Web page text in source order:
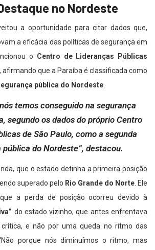
no Nordeste
a oportunidade para citar dados que,
a eficácia das políticas de segurança em
o Centro de Lideranças Públicas
, afirmando que a Paraíba é classificada como
pública do Nordeste
temos conseguido na segurança
segundo os dados do próprio Centro
de São Paulo, como a segunda
do Nordeste”, destacou.
que o estado detinha a primeira posição
superado pelo Rio Grande do Norte . Ele
a perda de posição ocorreu devido à
do estado vizinho, que antes enfrentava
e não por uma queda no ritmo das
porque nós diminuímos o ritmo, mas